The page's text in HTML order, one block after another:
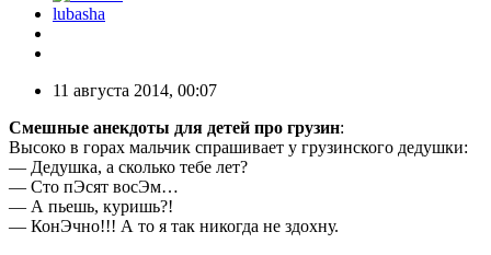
lubasha
11 августа 2014, 00:07
Смешные анекдоты для детей про грузин:
Высоко в горах мальчик спрашивает у грузинского дедушки:
— Дедушка, а сколько тебе лет?
— Сто пЭсят восЭм…
— А пьешь, куришь?!
— КонЭчно!!! А то я так никогда не здохну.